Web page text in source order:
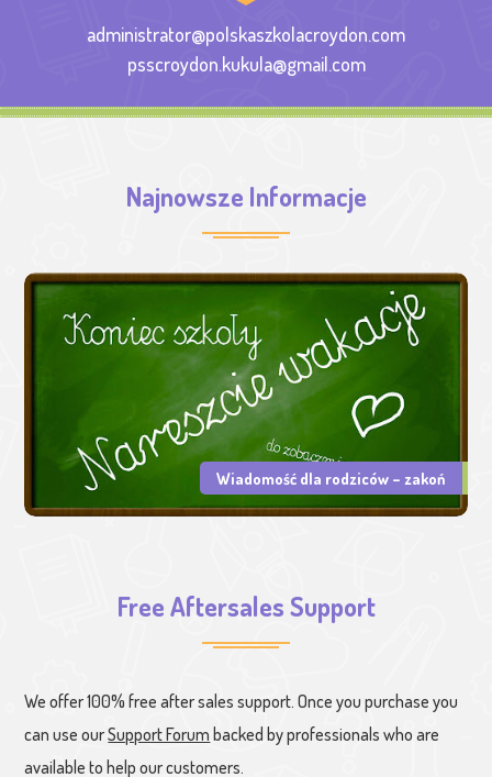
administrator@polskaszkolacroydon.com
psscroydon.kukula@gmail.com
Najnowsze Informacje
Wiadomość dla rodziców – zakoń
Free Aftersales Support
We offer 100% free after sales support. Once you purchase you
can use ourSupport Forum backed by professionals who are
available to help our customers.